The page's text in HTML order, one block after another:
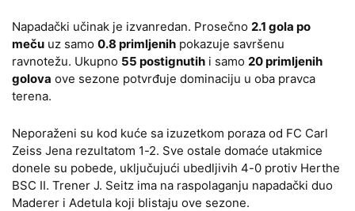
Napadački učinak je izvanredan. Prosečno 2.1 gola po
meču uz samo 0.8 primljenih pokazuje savršenu
ravnotežu. Ukupno 55 postignutih i samo 20 primljenih
golova ove sezone potvrđuje dominaciju u oba pravca
terena.
Neporaženi su kod kuće sa izuzetkom poraza od FC Carl
Zeiss Jena rezultatom 1-2. Sve ostale domaće utakmice
donele su pobede, uključujući ubedljivih 4-0 protiv Herthe
BSC II. Trener J. Seitz ima na raspolaganju napadački duo
Maderer i Adetula koji blistaju ove sezone.